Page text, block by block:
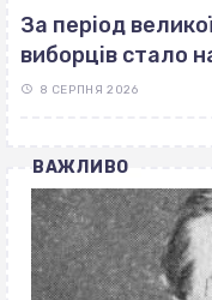
За період
виборців стало
8 СЕРПНЯ 2026
ВАЖЛИВО